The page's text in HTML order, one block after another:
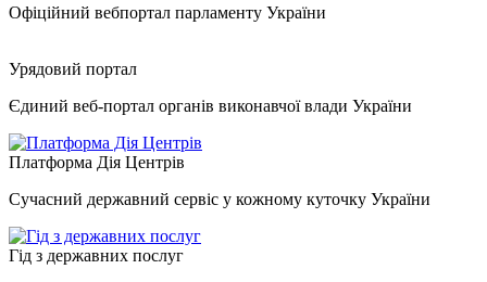
Офіційний вебпортал парламенту України
Урядовий портал
Єдиний веб-портал органів виконавчої влади України
Платформа Дія Центрів
Сучасний державний сервіс у кожному куточку України
Гід з державних послуг